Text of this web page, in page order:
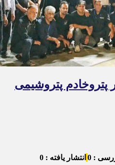
پتروخادم پتروشیمی
: 0 انتشار یافته : 0